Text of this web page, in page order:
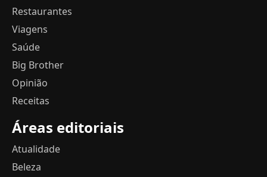
Restaurantes
Viagens
Saúde
Big Brother
Opinião
Receitas
Áreas editoriais
Atualidade
Beleza